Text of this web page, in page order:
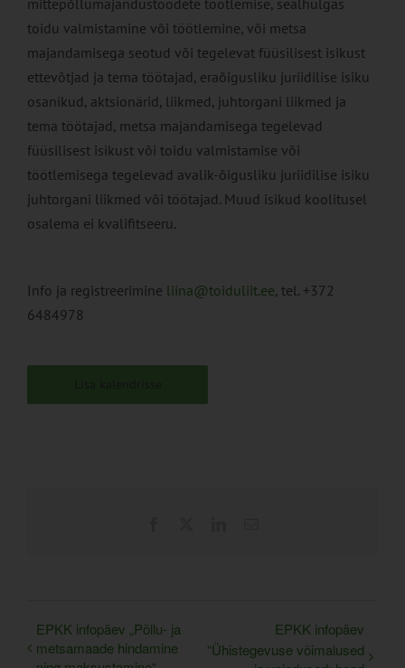
mittepõllumajandustoodete töötlemise, sealhulgas
toidu valmistamine või töötlemine, või metsa
majandamisega seotud või tegelevat füüsilisest isikust
ettevõtjad ja tema töötajad, eraõigusliku juriidilise isiku
osanikud, aktsionärid, liikmed, juhtorgani liikmed ja
tema töötajad, metsa majandamisega tegelevad
füüsilisest isikust või toidu valmistamise või
töötlemisega tegelevad avalik-õigusliku juriidilise isiku
juhtorgani liikmed või töötajad. Muud isikud koolitusel
osalema ei kvalifitseeru.
Info ja registreerimine liina@toiduliit.ee, tel. +372
6484978
EPKK infopäev „Põllu- ja
metsamaade hindamine
EPKK infopäev
“Ühistegevuse võimalused